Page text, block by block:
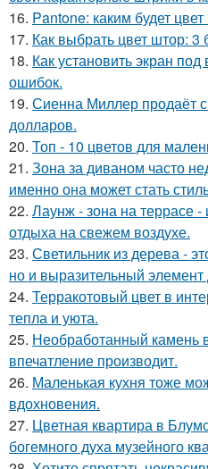
16. Pantone: каким будет
17. Как выбрать цвет штор:
18. Как установить экран
ошибок.
19. Сиенна Миллер продаёт
долларов.
20. Топ - 10 цветов для
21. Зона за диваном часто
именно она может стать
22. Лаунж - зона на террасе
отдыха на свежем воздухе.
23. Светильник из дерева -
но и выразительный элемент
24. Терракотовый цвет в
тепла и уюта.
25. Необработанный камень
впечатление производит.
26. Маленькая кухня тоже
вдохновения.
27. Цветная квартира в
богемного духа музейного